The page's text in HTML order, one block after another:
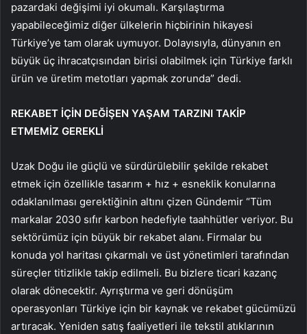
pazardaki değişimi iyi okumalı. Karşılaştırma
yapabileceğimiz diğer ülkelerin hiçbirinin hikayesi
Türkiye’ye tam olarak uymuyor. Dolayısıyla, dünyanın en
büyük üç ihracatçısından birisi olabilmek için Türkiye farklı
ürün ve üretim metotları yapmak zorunda” dedi.
REKABET İÇİN DEĞİŞEN YAŞAM TARZINI TAKİP
ETMEMİZ GEREKLİ
Uzak Doğu ile güçlü ve sürdürülebilir şekilde rekabet
etmek için özellikle tasarım + hız + esneklik konularına
odaklanılması gerektiğinin altını çizen Gündemir “Tüm
markalar 2030 sıfır karbon hedefiyle taahhütler veriyor. Bu
sektörümüz için büyük bir rekabet alanı. Firmalar bu
konuda yol haritası çıkarmalı ve üst yönetimleri tarafından
süreçler titizlikle takip edilmeli. Bu bizlere ticari kazanç
olarak dönecektir. Ayrıştırma ve geri dönüşüm
operasyonları Türkiye için bir kaynak ve rekabet gücümüzü
artıracak. Yeniden satış faaliyetleri ile tekstil atıklarının